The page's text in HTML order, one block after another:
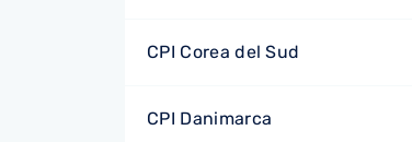
CPI Corea del Sud
CPI Danimarca